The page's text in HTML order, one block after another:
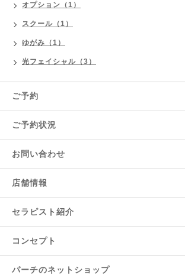
オプション（1）
スクール（1）
ゆがみ（1）
光フェイシャル（3）
ご予約
ご予約状況
お問い合わせ
店舗情報
セラピスト紹介
コンセプト
パーチのネットショップ